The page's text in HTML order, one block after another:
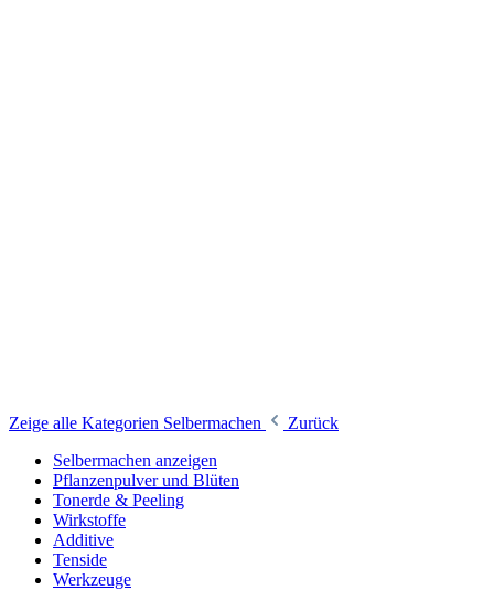
Zeige alle Kategorien Selbermachen
Zurück
Selbermachen anzeigen
Pflanzenpulver und Blüten
Tonerde & Peeling
Wirkstoffe
Additive
Tenside
Werkzeuge